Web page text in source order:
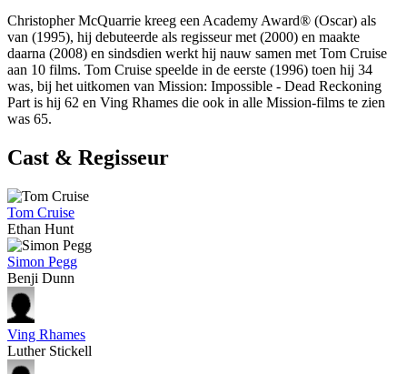
Christopher McQuarrie kreeg een Academy Award® (Oscar) als
van (1995), hij debuteerde als regisseur met (2000) en maakte
daarna (2008) en sindsdien werkt hij nauw samen met Tom Cruise
aan 10 films. Tom Cruise speelde in de eerste (1996) toen hij 34
was, bij het uitkomen van Mission: Impossible - Dead Reckoning
Part is hij 62 en Ving Rhames die ook in alle Mission-films te zien
was 65.
Cast & Regisseur
Tom Cruise
Ethan Hunt
Simon Pegg
Benji Dunn
Ving Rhames
Luther Stickell